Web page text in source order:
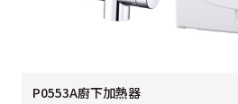
P0553A廚下加熱器